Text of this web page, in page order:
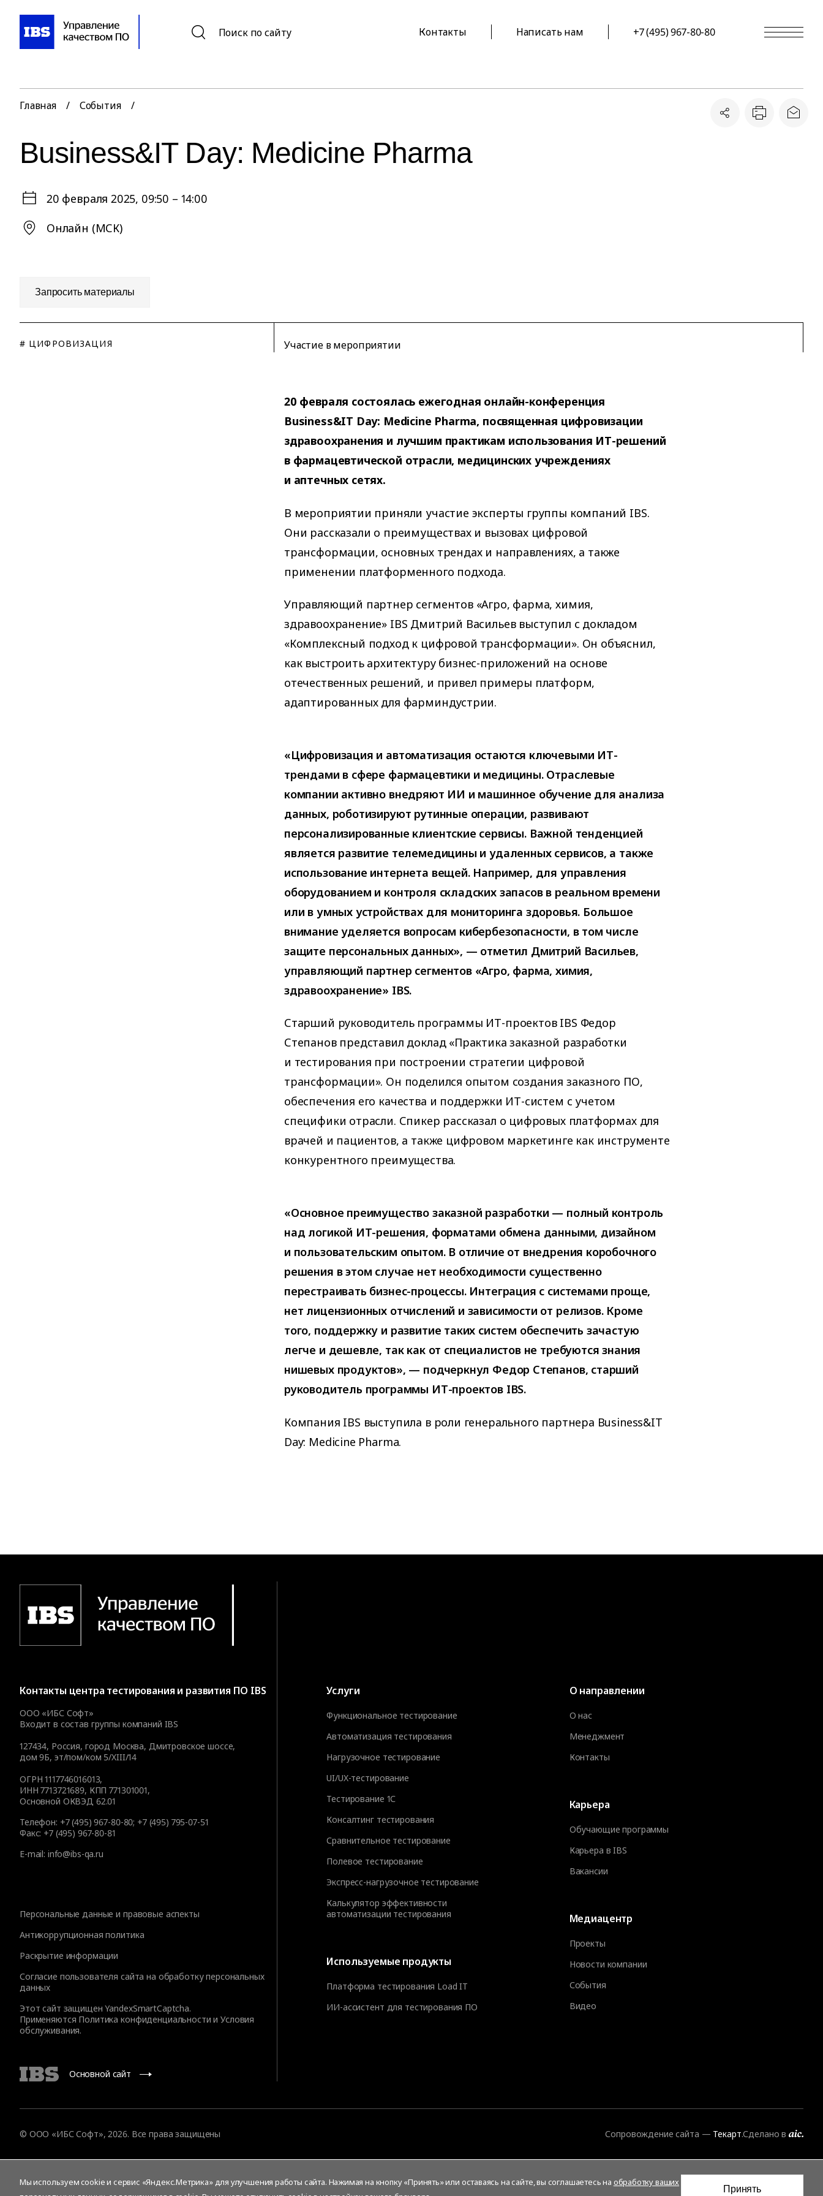
Поиск по сайту Контакты Написать нам +7 (495) 967-80-80
Главная / События /
Business&IT Day: Medicine Pharma
20 февраля 2025, 09:50 – 14:00
Онлайн (МСК)
Запросить материалы
# ЦИФРОВИЗАЦИЯ Участие в мероприятии
20 февраля состоялась ежегодная онлайн-конференция
Business&IT Day: Medicine Pharma, посвященная цифровизации
здравоохранения и лучшим практикам использования ИТ-решений
в фармацевтической отрасли, медицинских учреждениях
и аптечных сетях.
В мероприятии приняли участие эксперты группы компаний IBS.
Они рассказали о преимуществах и вызовах цифровой
трансформации, основных трендах и направлениях, а также
применении платформенного подхода.
Управляющий партнер сегментов «Агро, фарма, химия,
здравоохранение» IBS Дмитрий Васильев выступил с докладом
«Комплексный подход к цифровой трансформации». Он объяснил,
как выстроить архитектуру бизнес-приложений на основе
отечественных решений, и привел примеры платформ,
адаптированных для фарминдустрии.
«Цифровизация и автоматизация остаются ключевыми ИТ-
трендами в сфере фармацевтики и медицины. Отраслевые
компании активно внедряют ИИ и машинное обучение для анализа
данных, роботизируют рутинные операции, развивают
персонализированные клиентские сервисы. Важной тенденцией
является развитие телемедицины и удаленных сервисов, а также
использование интернета вещей. Например, для управления
оборудованием и контроля складских запасов в реальном времени
или в умных устройствах для мониторинга здоровья. Большое
внимание уделяется вопросам кибербезопасности, в том числе
защите персональных данных», — отметил Дмитрий Васильев,
управляющий партнер сегментов «Агро, фарма, химия,
здравоохранение» IBS.
Старший руководитель программы ИТ-проектов IBS Федор
Степанов представил доклад «Практика заказной разработки
и тестирования при построении стратегии цифровой
трансформации». Он поделился опытом создания заказного ПО,
обеспечения его качества и поддержки ИТ-систем с учетом
специфики отрасли. Спикер рассказал о цифровых платформах для
врачей и пациентов, а также цифровом маркетинге как инструменте
конкурентного преимущества.
«Основное преимущество заказной разработки — полный контроль
над логикой ИТ-решения, форматами обмена данными, дизайном
и пользовательским опытом. В отличие от внедрения коробочного
решения в этом случае нет необходимости существенно
перестраивать бизнес-процессы. Интеграция с системами проще,
нет лицензионных отчислений и зависимости от релизов. Кроме
того, поддержку и развитие таких систем обеспечить зачастую
легче и дешевле, так как от специалистов не требуются знания
нишевых продуктов», — подчеркнул Федор Степанов, старший
руководитель программы ИТ-проектов IBS.
Компания IBS выступила в роли генерального партнера Business&IT
Day: Medicine Pharma.
Контакты центра тестирования и развития ПО IBS
ООО «ИБС Софт»
Входит в состав группы компаний IBS
127434, Россия, город Москва, Дмитровское шоссе,
дом 9Б, эт/пом/ком 5/XIII/14
ОГРН 1117746016013,
ИНН 7713721689, КПП 771301001,
Основной ОКВЭД 62.01
Телефон: +7 (495) 967-80-80; +7 (495) 795-07-51
Факс: +7 (495) 967-80-81
E-mail: info@ibs-qa.ru
Персональные данные и правовые аспекты
Антикоррупционная политика
Раскрытие информации
Согласие пользователя сайта на обработку персональных
данных
Этот сайт защищен YandexSmartCaptcha.
Применяются Политика конфиденциальности иУсловия
обслуживания.
Услуги
Функциональное тестирование
Автоматизация тестирования
Нагрузочное тестирование
UI/UX-тестирование
Тестирование 1С
Консалтинг тестирования
Сравнительное тестирование
Полевое тестирование
Экспресс-нагрузочное тестирование
Калькулятор эффективности
автоматизации тестирования
Используемые продукты
Платформа тестирования Load IT
ИИ-ассистент для тестирования ПО
О направлении
О нас
Менеджмент
Контакты
Карьера
Обучающие программы
Карьера в IBS
Вакансии
Медиацентр
Проекты
Новости компании
События
Видео
Основной сайт
© ООО «ИБС Софт», 2026. Все права защищены Сопровождение сайта — Текарт.Сделано в
Мы используем cookie и сервис «Яндекс.Метрика» для улучшения работы сайта. Нажимая на кнопку «Принять» или оставаясь на сайте, вы соглашаетесь на обработку ваших
Принять